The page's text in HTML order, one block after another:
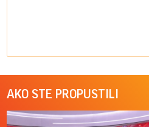
AKO STE PROPUSTILI